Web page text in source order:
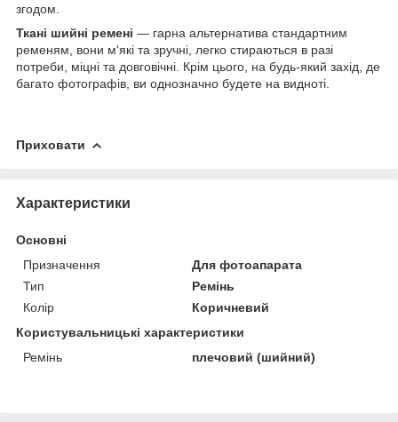
згодом.
Ткані шийні ремені — гарна альтернатива стандартним
ременям, вони м'які та зручні, легко стираються в разі
потреби, міцні та довговічні. Крім цього, на будь-який захід, де
багато фотографів, ви однозначно будете на видноті.
Приховати
Характеристики
Основні
Призначення
Для фотоапарата
Тип
Ремінь
Колір
Коричневий
Користувальницькі характеристики
Ремінь
плечовий (шийний)